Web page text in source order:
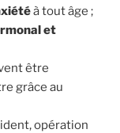
à tout âge ;
et
être
grâce au
opération